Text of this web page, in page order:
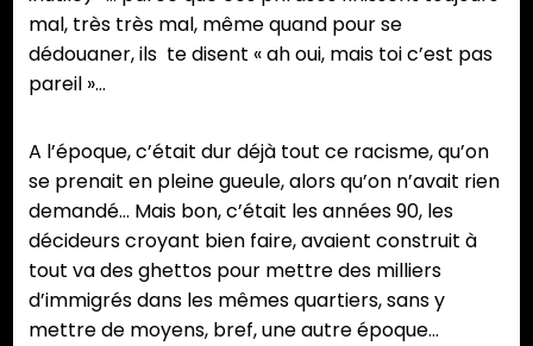
mal, très très mal, même quand pour se
dédouaner, ils te disent « ah oui, mais toi c’est pas
pareil »…
A l’époque, c’était dur déjà tout ce racisme, qu’on
se prenait en pleine gueule, alors qu’on n’avait rien
demandé… Mais bon, c’était les années 90, les
décideurs croyant bien faire, avaient construit à
tout va des ghettos pour mettre des milliers
d’immigrés dans les mêmes quartiers, sans y
mettre de moyens, bref, une autre époque…